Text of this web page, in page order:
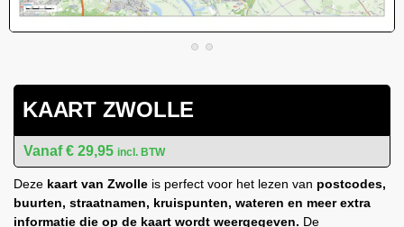
KAART ZWOLLE
€ 29,95 incl. BTW
Deze kaart van Zwolle is perfect voor het lezen van postcodes,
buurten, straatnamen, kruispunten, wateren en meer extra
informatie die op de kaart wordt weergegeven. De